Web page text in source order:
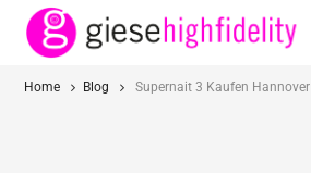
Home Blog Supernait 3 Kaufen Hannover